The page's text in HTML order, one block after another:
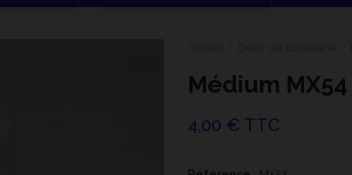
Médium MX54
4,00 € TTC